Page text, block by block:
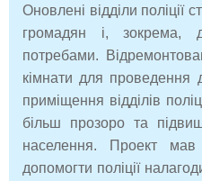
Оновлені відділи поліції
громадян і, зокрема,
потребами.
кімнати для проведення
приміщення відділів
більш прозоро та
населення. Проект
допомогти поліції